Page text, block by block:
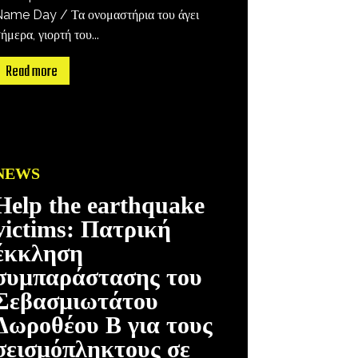
Day / Τα ονομαστήρια του άγει
γιορτή του...
Read more
the earthquake
Πατρική
του
Β για τους
σε